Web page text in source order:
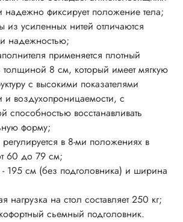
надежно фиксирует положение тела;
из усиленных нитей отличаются
надежностью;
применяется плотный
толщиной 8 см, который имеет мягкую
с высокими показателями
и воздухопроницаемости, с
способностью восстанавливать
форму;
регулируется в 8-ми положениях в
60 до 79 см;
195 см (без подголовника) и ширина
нагрузка на стол составляет 250 кг;
сьемный подголовник.